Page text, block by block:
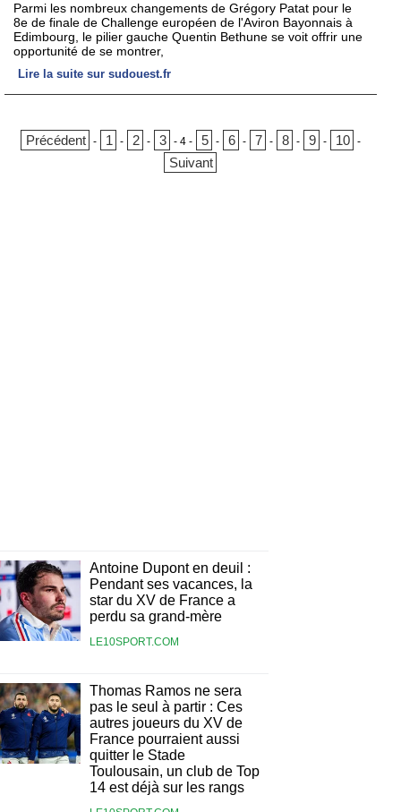
Parmi les nombreux changements de Grégory Patat pour le
8e de finale de Challenge européen de l'Aviron Bayonnais à
Edimbourg, le pilier gauche Quentin Bethune se voit offrir une
opportunité de se montrer,
Lire la suite sur sudouest.fr
Précédent - 1 - 2 - 3 -4 - 5 - 6 - 7 - 8 - 9 - 10 -
Suivant
Antoine Dupont en deuil :
Pendant ses vacances, la
star du XV de France a
perdu sa grand-mère
LE10SPORT.COM
Thomas Ramos ne sera
pas le seul à partir : Ces
autres joueurs du XV de
France pourraient aussi
quitter le Stade
Toulousain, un club de Top
14 est déjà sur les rangs